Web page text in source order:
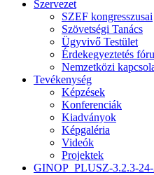
Szervezet
SZEF kongresszusai
Szövetségi Tanács
Ügyvivő Testület
Érdekegyeztetés
Nemzetközi
Tevékenység
Képzések
Konferenciák
Kiadványok
Képgaléria
Videók
Projektek
GINOP_PLUSZ-3.2.3-